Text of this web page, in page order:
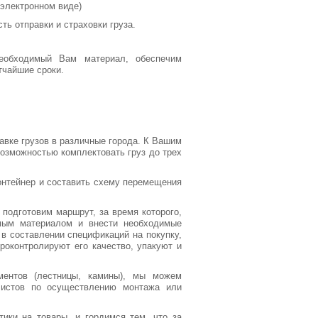
виде)
отправки и страховки груза.
Вам материал, обеспечим
сроки.
грузов в различные города. К Вашим
комплектовать груз до трех
и составить схему перемещения
маршрут, за время которого,
материалом и внести необходимые
спецификаций на покупку,
его качество, упакуют и
(лестницы, камины), мы можем
по осуществлению монтажа или